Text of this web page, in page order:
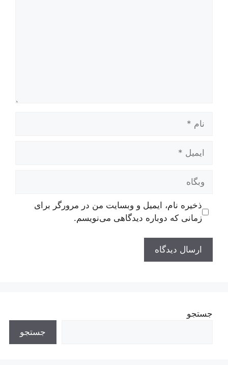
ایمیل
وبگاه
ذخیره نام، ایمیل و وبسایت من در مرورگر برای
زمانی که دوباره دیدگاهی می‌نویسم.
جستجو
جستجو